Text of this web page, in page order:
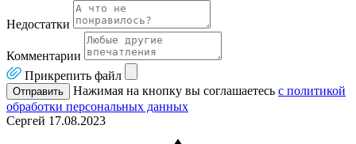
Недостатки
Комментарии
Прикрепить файл
Отправить Нажимая на кнопку вы соглашаетесь с политикой
обработки персональных данных
Сергей 17.08.2023